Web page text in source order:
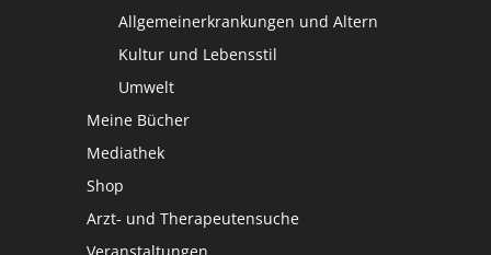
Allgemeinerkrankungen und Altern
Kultur und Lebensstil
Umwelt
Meine Bücher
Mediathek
Shop
Arzt- und Therapeutensuche